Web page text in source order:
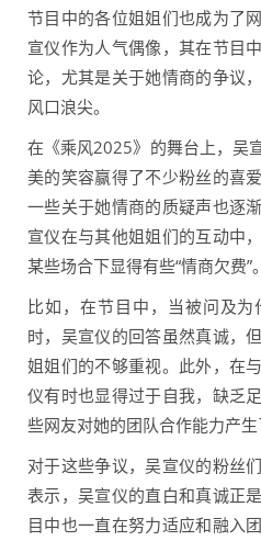
节目中的各位姐姐们也成为了
宣仪作为人气偶像，其在节目
论，尤其是关于她情商的争议
风口浪尖。
在《乘风2025》的舞台上，吴
美的笑容赢得了不少粉丝的喜
一些关于她情商的质疑声也逐
宣仪在与其他姐姐们的互动中
某些场合下显得有些“情商欠费”。
比如，在节目中，当被问及
时，吴宣仪的回答虽然真诚，
姐姐们的不够重视。此外，在
仪有时也显得过于自我，缺乏
些网友对她的团队合作能力产生
对于这些争议，吴宣仪的粉丝
表示，吴宣仪的直白和真诚正
目中也一直在努力适应和融入